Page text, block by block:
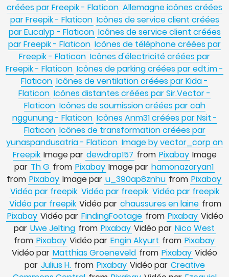
créées par Freepik - Flaticon Allemagne icônes créées
par Freepik - Flaticon Icônes de service client créées
par Eucalyp - Flaticon Icônes de service client créées
par Freepik - Flaticon Icônes de téléphone créées par
Freepik - Flaticon Icônes d'électricité créées par
Freepik - Flaticon Icônes de parking créées par edt.im -
Flaticon Icônes de ventilation créées par Kida -
Flaticon Icônes distantes créées par Sir.Vector -
Flaticon Icônes de soumission créées par cah
nggunung - Flaticon Icônes Anm31 créées par Nsit -
Flaticon Icônes de transformation créées par
yunaspandusatria - Flaticon Image by vector_corp on
Freepik Image par dewdrop157 from Pixabay Image
par Th G from Pixabay Image par hamonazaryan1
from Pixabay Image par u_390ap8znhu from Pixabay
Vidéo par freepik Vidéo par freepik Vidéo par freepik
Vidéo par freepik Vidéo par chaussures en laine from
Pixabay Vidéo par FindingFootage from Pixabay Vidéo
par Uwe Jelting from Pixabay Vidéo par Nico West
from Pixabay Vidéo par Engin Akyurt from Pixabay
Vidéo par Matthias Groeneveld from Pixabay Vidéo
par Julius H. from Pixabay Vidéo par Creative